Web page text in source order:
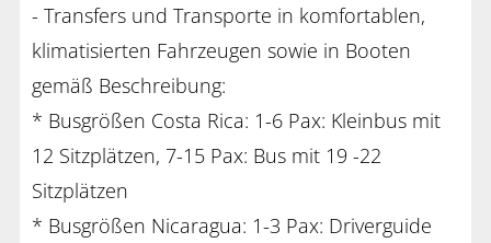
- Transfers und Transporte in komfortablen,
klimatisierten Fahrzeugen sowie in Booten
gemäß Beschreibung:
* Busgrößen Costa Rica: 1-6 Pax: Kleinbus mit
12 Sitzplätzen, 7-15 Pax: Bus mit 19 -22
Sitzplätzen
* Busgrößen Nicaragua: 1-3 Pax: Driverguide